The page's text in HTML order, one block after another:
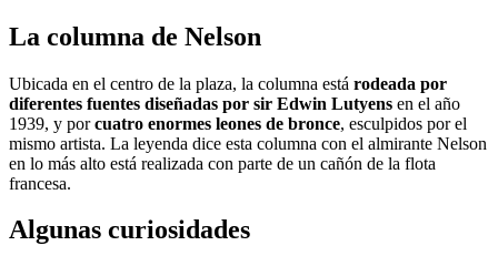
La columna de Nelson
Ubicada en el centro de la plaza, la columna está rodeada por
diferentes fuentes diseñadas por sir Edwin Lutyens en el año
1939, y porcuatro enormes leones de bronce, esculpidos por el
mismo artista. La leyenda dice esta columna con el almirante Nelson
en lo más alto está realizada con parte de un cañón de la flota
francesa.
Algunas curiosidades